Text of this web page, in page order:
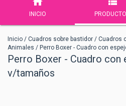
INICIO
Inicio / Cuadros sobre bastidor / Cuadros
Animales / Perro Boxer - Cuadro con
Perro Boxer - Cuadro con
v/tamaños